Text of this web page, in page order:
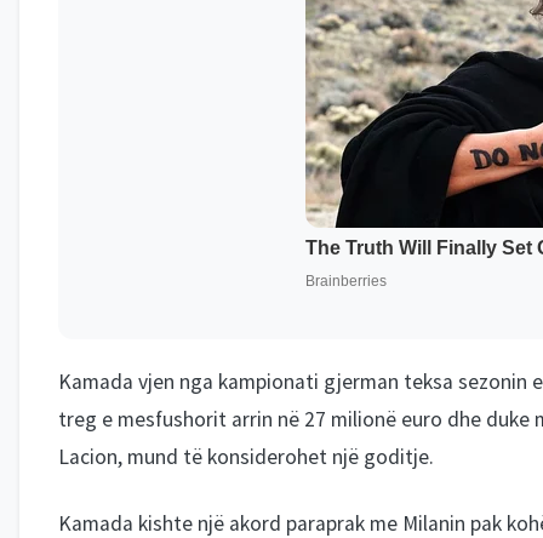
Kamada vjen nga kampionati gjerman teksa
treg e mesfushorit arrin në 27 milionë euro dhe
Lacion, mund të konsiderohet një goditje.
Kamada kishte një akord paraprak me Milanin pak